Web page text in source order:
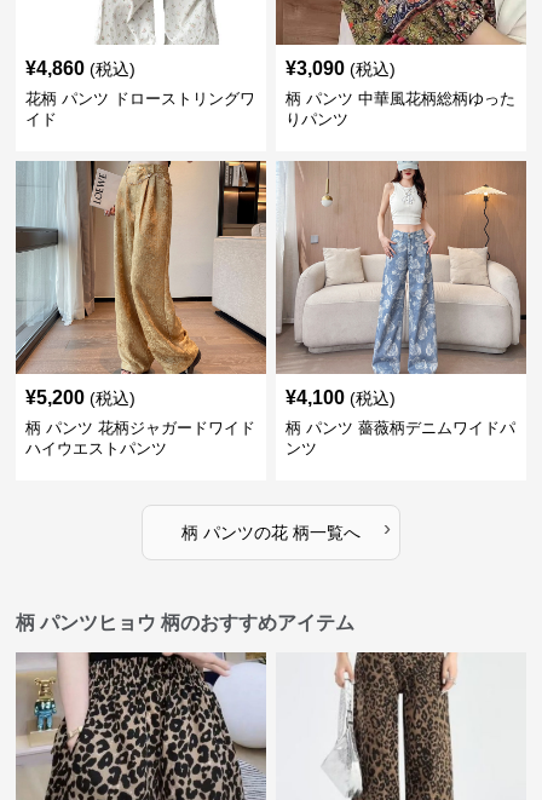
¥4,860 (税込)
花柄 パンツ ドローストリングワ
イド
¥3,090 (税込)
柄 パンツ 中華風花柄総柄ゆった
りパンツ
¥5,200 (税込)
柄 パンツ 花柄ジャガードワイド
ハイウエストパンツ
¥4,100 (税込)
柄 パンツ 薔薇柄デニムワイドパ
ンツ
柄 パンツの花 柄一覧へ ›
柄 パンツヒョウ 柄のおすすめアイテム